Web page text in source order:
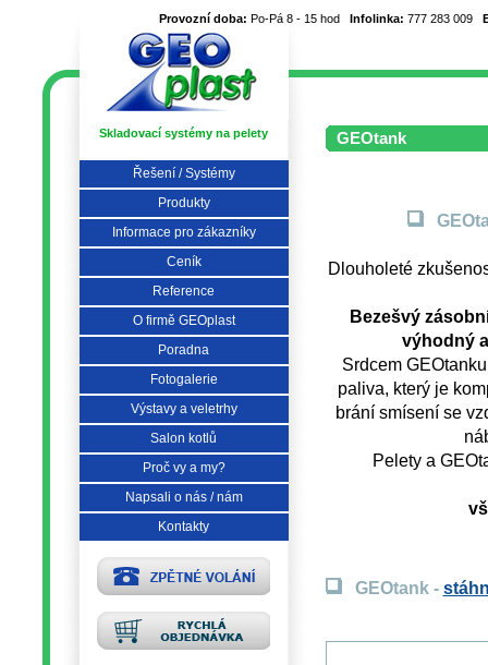
Provozní doba: Po-Pá 8 - 15 hod Infolinka: 777 283 009
Skladovací systémy na pelety
Řešení / Systémy
Produkty
Informace pro zákazníky
Ceník
Reference
O firmě GEOplast
Poradna
Fotogalerie
Výstavy a veletrhy
Salon kotlů
Proč vy a my?
Napsali o nás / nám
Kontakty
GEOtank
Dlouholeté
Bezešvý
výhodný
Srdcem
paliva, který je
brání smísení se
Pelety a
GEOtank -